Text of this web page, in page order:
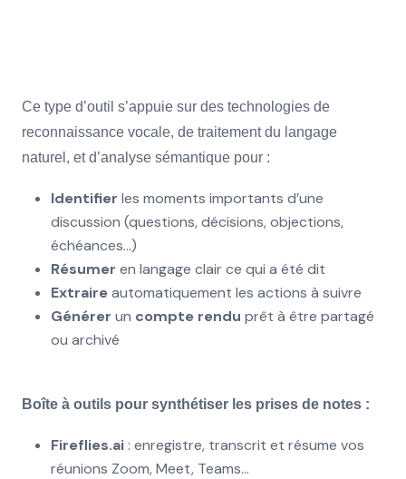
Ce type d’outil s’appuie sur des technologies de
reconnaissance vocale, de traitement du langage
naturel, et d’analyse sémantique pour :
Identifier les moments importants d’une
discussion (questions, décisions, objections,
échéances…)
Résumer en langage clair ce qui a été dit
Extraireautomatiquement les actions à suivre
Générer un compte rendu prêt à être partagé
ou archivé
Boîte à outils pour synthétiser les prises de notes :
Fireflies.ai: enregistre, transcrit et résume vos
réunions Zoom, Meet, Teams…